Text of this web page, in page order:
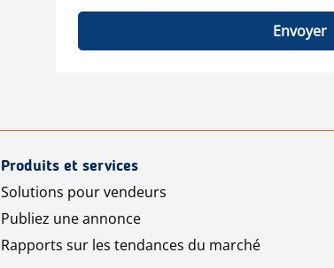
Envoyer
Produits et services
Solutions pour vendeurs
Publiez une annonce
Rapports sur les tendances du marché